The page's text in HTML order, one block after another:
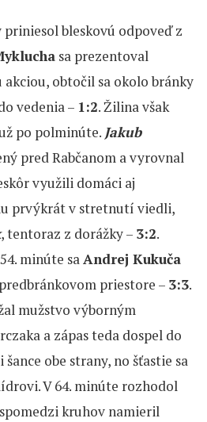
bleskovú odpoveď z
sa prezentoval
obtočil sa okolo bránky
vedenia – 1:2. Žilina však
po polminúte. Jakub
pred Rabčanom a vyrovnal
využili domáci aj
prvýkrát v stretnutí viedli,
, tentoraz z dorážky – 3:2.
minúte saAndrej Kukuča
priestore – 3:3.
mužstvo výborným
a zápas teda dospel do
obe strany, no šťastie sa
V 64. minúte rozhodol
kruhov namieril